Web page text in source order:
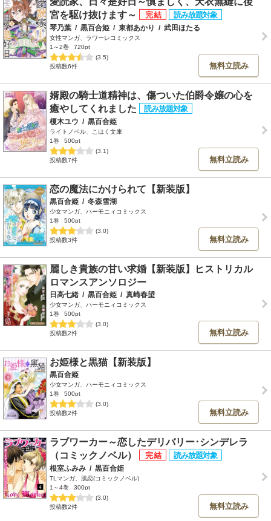
宮を駆け抜けます～
琴乃葉 / 黒百合姫 / 東都あかり / 武田ほたる
女性マンガ、ラワーレコミックス
1～2巻
720pt
(3.5)
投稿数6件
無料立読み
婿殿の騎士道精神は、傷ついた伯爵令嬢の心を
癒やしてくれました
榎木ユウ / 黒百合姫
ライトノベル、こはく文庫
1巻
500pt
(3.1)
投稿数7件
無料立読み
恋の魔法にかけられて【新装版】
黒百合姫 / 冬森雪湖
少女マンガ、ハーモニィコミックス
1巻
500pt
(3.0)
投稿数3件
無料立読み
麗しき貴族の甘い求婚【新装版】ヒストリカル
ロマンスアンソロジー
日高七緒 / 黒百合姫 / 真崎春望
少女マンガ、ハーモニィコミックス
1巻
500pt
(3.0)
投稿数2件
無料立読み
お姫様と黒猫【新装版】
黒百合姫
少女マンガ、ハーモニィコミックス
1巻
500pt
(3.0)
投稿数2件
無料立読み
ラブワーカー～恋したデリバリー･シンデレラ
（コミックノベル）
根室ふみみ / 黒百合姫
TLマンガ、肌恋(コミックノベル)
1～4巻
300pt
(3.0)
投稿数2件
無料立読み